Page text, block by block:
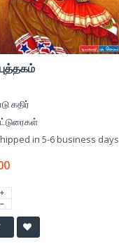
கதிர்
in 5-6 business days